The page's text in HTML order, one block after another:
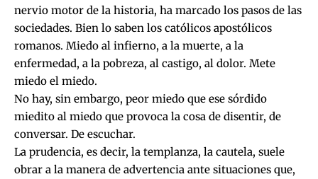
nervio motor de la historia, ha marcado los pasos de las
sociedades. Bien lo saben los católicos apostólicos
romanos. Miedo al infierno, a la muerte, a la
enfermedad, a la pobreza, al castigo, al dolor. Mete
miedo el miedo.
No hay, sin embargo, peor miedo que ese sórdido
miedito al miedo que provoca la cosa de disentir, de
conversar. De escuchar.
La prudencia, es decir, la templanza, la cautela, suele
obrar a la manera de advertencia ante situaciones que,